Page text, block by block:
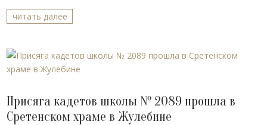
читать далее
Присяга кадетов школы № 2089 прошла в
Сретенском храме в Жулебине